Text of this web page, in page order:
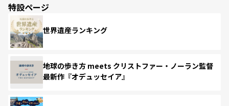
特設ページ
世界遺産ランキング
地球の歩き方 meets クリストファー・ノーラン監督
最新作『オデュッセイア』